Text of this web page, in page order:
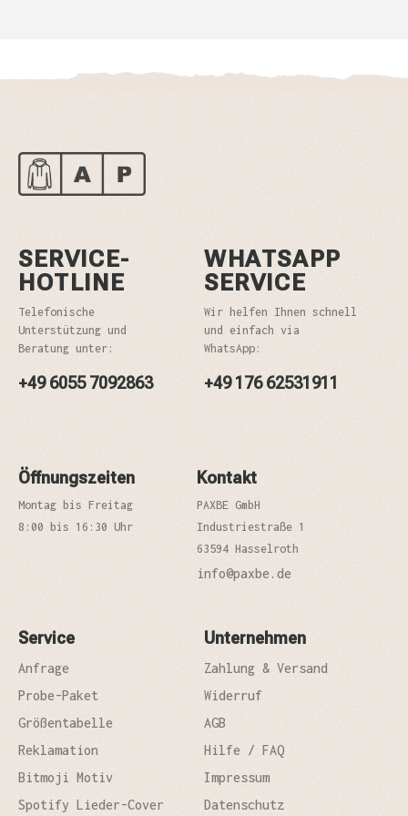
SERVICE-
HOTLINE
Telefonische
Unterstützung und
Beratung unter:
+49 6055 7092863
WHATSAPP
SERVICE
Wir helfen Ihnen schnell
und einfach via
WhatsApp:
+49 176 62531911
Öffnungszeiten
Montag bis Freitag
8:00 bis 16:30 Uhr
Kontakt
PAXBE GmbH
Industriestraße 1
63594 Hasselroth
info@paxbe.de
Service
Anfrage
Probe-Paket
Größentabelle
Reklamation
Bitmoji Motiv
Spotify Lieder-Cover
Unternehmen
Zahlung & Versand
Widerruf
AGB
Hilfe / FAQ
Impressum
Datenschutz